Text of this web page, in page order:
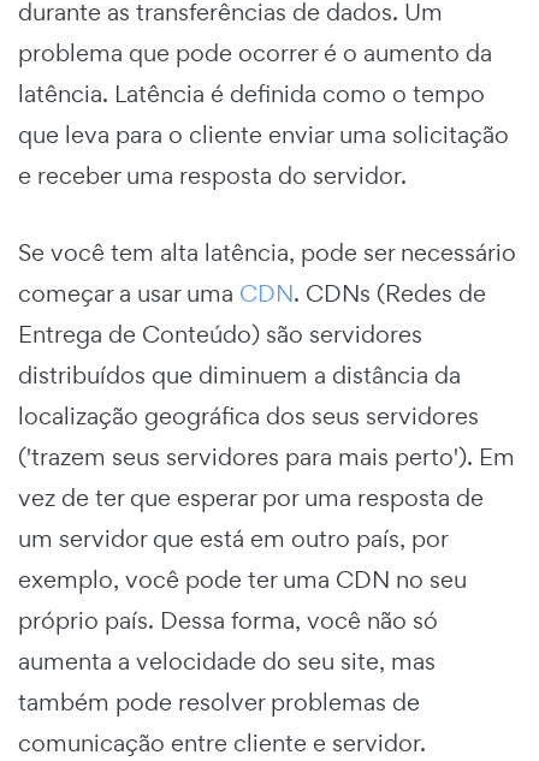
durante as transferências de dados. Um
problema que pode ocorrer é o aumento da
latência. Latência é definida como o tempo
que leva para o cliente enviar uma solicitação
e receber uma resposta do servidor.
Se você tem alta latência, pode ser necessário
começar a usar uma CDN. CDNs (Redes de
Entrega de Conteúdo) são servidores
distribuídos que diminuem a distância da
localização geográfica dos seus servidores
('trazem seus servidores para mais perto'). Em
vez de ter que esperar por uma resposta de
um servidor que está em outro país, por
exemplo, você pode ter uma CDN no seu
próprio país. Dessa forma, você não só
aumenta a velocidade do seu site, mas
também pode resolver problemas de
comunicação entre cliente e servidor.